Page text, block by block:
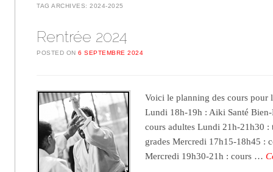
TAG ARCHIVES:2024-2025
Rentrée 2024
POSTED ON6 SEPTEMBRE 2024
Voici le planning des cours pour
Lundi 18h-19h : Aiki Santé
cours adultes Lundi 21h-21h30
grades Mercredi 17h15-18h45 :
Mercredi 19h30-21h : cours …